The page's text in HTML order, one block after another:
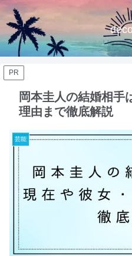
PR
岡本圭人の結婚相手
理由まで徹底解説
芸能